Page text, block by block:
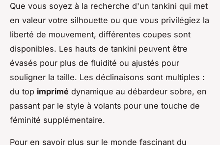
Que vous soyez à la recherche d'un tankini qui met
en valeur votre silhouette ou que vous privilégiez la
liberté de mouvement, différentes coupes sont
disponibles. Les hauts de tankini peuvent être
évasés pour plus de fluidité ou ajustés pour
souligner la taille. Les déclinaisons sont multiples :
du top imprimé dynamique au débardeur sobre, en
passant par le style à volants pour une touche de
féminité supplémentaire.
Pour en savoir plus sur le monde fascinant du